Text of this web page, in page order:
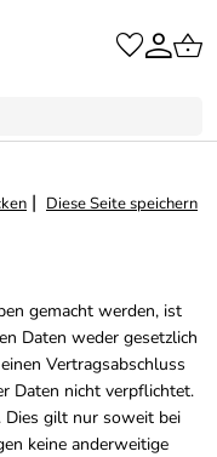
| Diese Seite speichern
gemacht werden, ist
Daten weder gesetzlich
Vertragsabschluss
Daten nicht verpflichtet.
Dies gilt nur soweit bei
keine anderweitige